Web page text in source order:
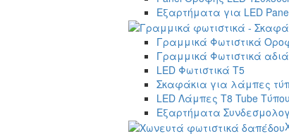
Εξαρτήματα για LED
Γραμμικά Φωτιστικά
Γραμμικά Φωτιστικά
LED Φωτιστικά T5
Σκαφάκια για λάμπες
LED Λάμπες T8 Tube
Εξαρτήματα